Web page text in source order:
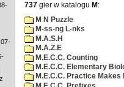
z
737 gier w katalogu M :
M N Puzzle
M-ss-ng L-nks
M.A.S.H
M.A.Z.E
M.E.C.C. Counting
M.E.C.C. Elementary
M.E.C.C. Practice Makes